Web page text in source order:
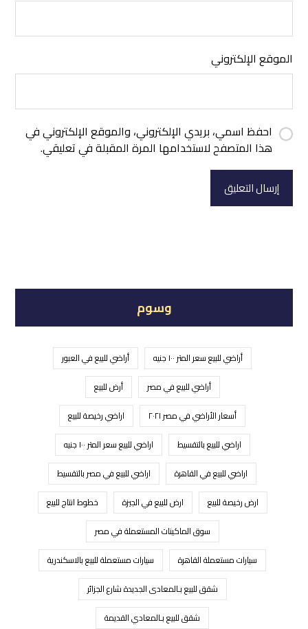
الموقع الإلكتروني
احفظ اسمي، بريدي الإلكتروني، والموقع الإلكتروني في
هذا المتصفح لاستخدامها المرة المقبلة في تعليقي.
إرسال التعليق
وسوم
أراضي للبيع سعر المتر ١٠٠ جنيه
أراضي للبيع في العبور
أراضي للبيع في مصر
أرض للبيع
أسعار الأراضي في مصر ٢٠٢١
اراضي رخيصة للبيع
اراضي للبيع بالتقسيط
اراضي للبيع سعر المتر ١٠٠ جنيه
اراضي للبيع في القاهرة
اراضي للبيع في مصر بالتقسيط
ارض رخيصة للبيع
ارض للبيع في الجيزة
خطوط انتاج للبيع
سوق الماكينات المستعملة في مصر
سيارات مستعملة القاهرة
سيارات مستعملة للبيع بالاسكندرية
شقق للبيع بـالمعادى الجديدة شارع الجزائر
شقق للبيع بـالمعادي القديمة